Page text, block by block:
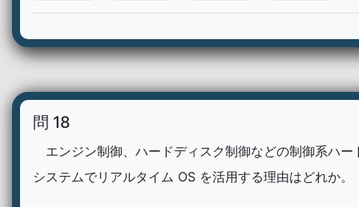
問 18
エンジン制御、ハードディスク制御などの制御系ハー
システムでリアルタイム OS を活用する理由はどれか。